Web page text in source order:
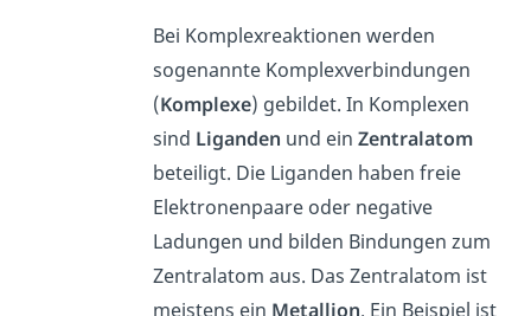
Bei Komplexreaktionen werden
sogenannte Komplexverbindungen
(Komplexe) gebildet. In Komplexen
sind Liganden und einZentralatom
beteiligt. Die Liganden haben freie
Elektronenpaare oder negative
Ladungen und bilden Bindungen zum
Zentralatom aus. Das Zentralatom ist
meistens ein Metallion. Ein Beispiel ist